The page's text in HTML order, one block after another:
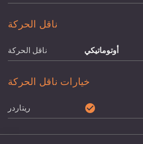
ناقل الحركة
ناقل الحركة أوتوماتيكي
خيارات ناقل الحركة
ريتاردر check_circle